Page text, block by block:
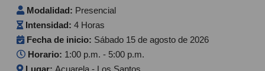
Modalidad: Presencial
Intensidad: 4 Horas
Fecha de inicio: Sábado 15 de agosto de 2026
Horario: 1:00 p.m. - 5:00 p.m.
Lugar: Acuarela - Los Santos